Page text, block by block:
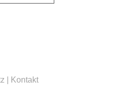
Kontakt